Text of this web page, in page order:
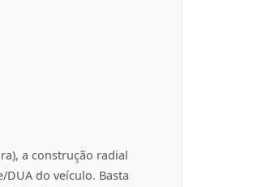
a construção radial
DUA do veículo. Basta